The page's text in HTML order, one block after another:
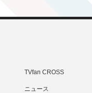
TVfan CROSS
ニュース